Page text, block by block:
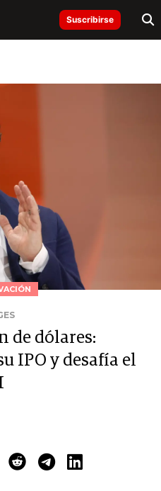
Suscribirse
de dólares:
IPO y desafía el